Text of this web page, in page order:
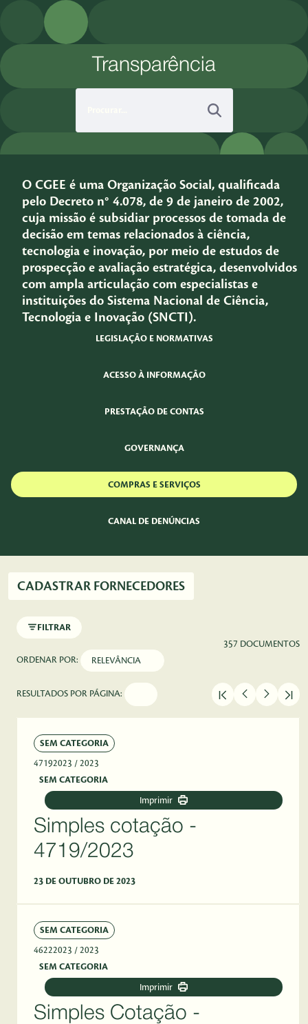
Pular para o Conteúdo principal
Transparência
O CGEE é uma Organização Social, qualificada
pelo Decreto n° 4.078, de 9 de janeiro de 2002,
cuja missão é subsidiar processos de tomada de
decisão em temas relacionados à ciência,
tecnologia e inovação, por meio de estudos de
prospecção e avaliação estratégica, desenvolvidos
com ampla articulação com especialistas e
instituições do Sistema Nacional de Ciência,
Tecnologia e Inovação (SNCTI).
LEGISLAÇÃO E NORMATIVAS
ACESSO À INFORMAÇÃO
PRESTAÇÃO DE CONTAS
GOVERNANÇA
COMPRAS E SERVIÇOS
CANAL DE DENÚNCIAS
CADASTRAR FORNECEDORES
FILTRAR
357 DOCUMENTOS
ORDENAR POR:
RESULTADOS POR PÁGINA:
SEM CATEGORIA
47192023 / 2023
SEM CATEGORIA
Imprimir
Simples cotação -
4719/2023
23 DE OUTUBRO DE 2023
SEM CATEGORIA
46222023 / 2023
SEM CATEGORIA
Imprimir
Simples Cotação -